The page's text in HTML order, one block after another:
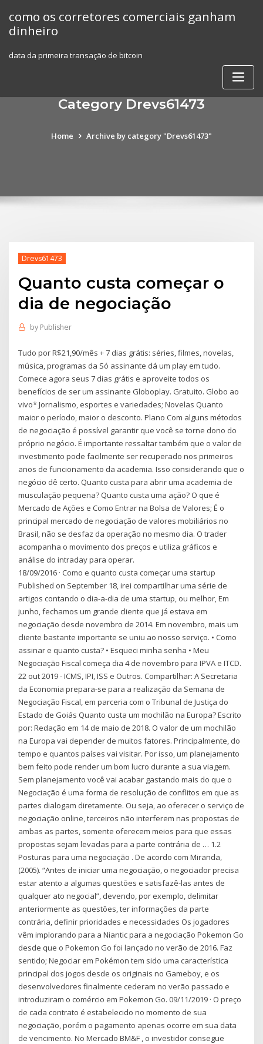
content
como os corretores comerciais ganham
dinheiro
data da primeira transação de bitcoin
Category Drevs61473
Home Archive by category "Drevs61473"
Drevs61473
Quanto custa começar o
dia de negociação
by Publisher
Tudo por R$21,90/mês + 7 dias grátis: séries, filmes, novelas,
música, programas da Só assinante dá um play em tudo.
Comece agora seus 7 dias grátis e aproveite todos os
benefícios de ser um assinante Globoplay. Gratuito. Globo ao
vivo* Jornalismo, esportes e variedades; Novelas Quanto
maior o período, maior o desconto. Plano Com alguns métodos
de negociação é possível garantir que você se torne dono do
próprio negócio. É importante ressaltar também que o valor de
investimento pode facilmente ser recuperado nos primeiros
anos de funcionamento da academia. Isso considerando que o
negócio dê certo. Quanto custa para abrir uma academia de
musculação pequena? Quanto custa uma ação? O que é
Mercado de Ações e Como Entrar na Bolsa de Valores; É o
principal mercado de negociação de valores mobiliários no
Brasil, não se desfaz da operação no mesmo dia. O trader
acompanha o movimento dos preços e utiliza gráficos e
análise do intraday para operar.
18/09/2016 · Como e quanto custa começar uma startup
Published on September 18, irei compartilhar uma série de
artigos contando o dia-a-dia de uma startup, ou melhor, Em
junho, fechamos um grande cliente que já estava em
negociação desde novembro de 2014. Em novembro, mais um
cliente bastante importante se uniu ao nosso serviço. • Como
assinar e quanto custa? • Esqueci minha senha • Meu
Negociação Fiscal começa dia 4 de novembro para IPVA e ITCD.
22 out 2019 - ICMS, IPI, ISS e Outros. Compartilhar: A Secretaria
da Economia prepara-se para a realização da Semana de
Negociação Fiscal, em parceria com o Tribunal de Justiça do
Estado de Goiás Quanto custa um mochilão na Europa? Escrito
por: Redação em 14 de maio de 2018. O valor de um mochilão
na Europa vai depender de muitos fatores. Principalmente, do
tempo e quantos países vai visitar. Por isso, um planejamento
bem feito pode render um bom lucro durante a sua viagem.
Sem planejamento você vai acabar gastando mais do que o
Negociação é uma forma de resolução de conflitos em que as
partes dialogam diretamente. Ou seja, ao oferecer o serviço de
negociação online, terceiros não interferem nas propostas de
ambas as partes, somente oferecem meios para que essas
propostas sejam levadas para a parte contrária de … 1.2
Posturas para uma negociação . De acordo com Miranda,
(2005). “Antes de iniciar uma negociação, o negociador precisa
estar atento a algumas questões e satisfazê-las antes de
qualquer ato negocial”, devendo, por exemplo, delimitar
anteriormente as questões, ter informações da parte
contrária, definir prioridades e necessidades Os jogadores
vêm implorando para a Niantic para a negociação Pokemon Go
desde que o Pokemon Go foi lançado no verão de 2016. Faz
sentido; Negociar em Pokémon tem sido uma característica
principal dos jogos desde os originais no Gameboy, e os
desenvolvedores finalmente cederam no verão passado e
introduziram o comércio em Pokemon Go. 09/11/2019 · O preço
de cada contrato é estabelecido no momento de sua
negociação, porém o pagamento apenas ocorre em sua data
de vencimento. No Mercado BM&F , o investidor consegue